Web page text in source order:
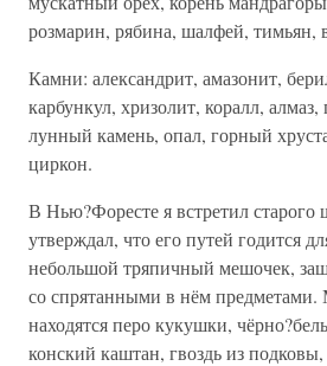
розмарин, рябина, шалфей, тимьян,
Камни: александрит, амазонит,
карбункул, хризолит, коралл, алмаз,
лунный камень, опал, горный
циркон.
В Нью?Форесте я встретил старого
утверждал, что его путей годится
небольшой тряпичный мешочек,
со спрятанными в нём предметами.
находятся перо кукушки,
конский каштан, гвоздь из